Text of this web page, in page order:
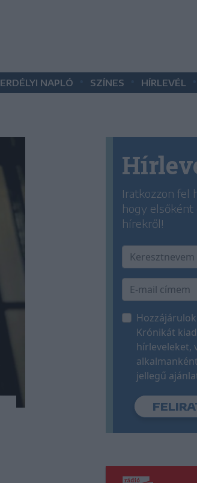
ERDÉLYI NAPLÓ SZÍNES HÍRLEVÉL
Iratkozzon fel
hogy elsőként
hírekről!
Krónikát
hírleveleket,
jellegű